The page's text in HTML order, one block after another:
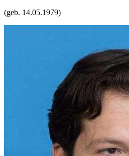
(geb. 14.05.1979)